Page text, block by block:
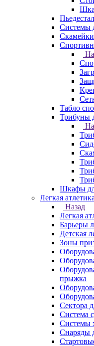
Системы
Скамейки
Табло
Трибуны
Шкафы
Легкая атлетика
Назад
Легкая
Барьеры
Детская
Зоны
прыжка
Сектора
Система
Системы
Снаряды